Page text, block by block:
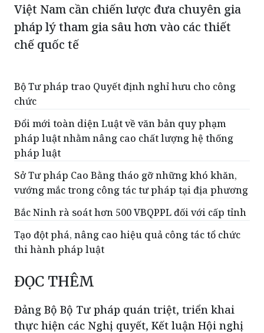
Việt Nam cần chiến lược đưa chuyên gia
pháp lý tham gia sâu hơn vào các thiết
chế quốc tế
Bộ Tư pháp trao Quyết định nghỉ hưu cho công
chức
Đổi mới toàn diện Luật về văn bản quy phạm
pháp luật nhằm nâng cao chất lượng hệ thống
pháp luật
Sở Tư pháp Cao Bằng tháo gỡ những khó khăn,
vướng mắc trong công tác tư pháp tại địa phương
Bắc Ninh rà soát hơn 500 VBQPPL đối với cấp tỉnh
Tạo đột phá, nâng cao hiệu quả công tác tổ chức
thi hành pháp luật
ĐỌC THÊM
Đảng Bộ Bộ Tư pháp quán triệt, triển khai
thực hiện các Nghị quyết, Kết luận Hội nghị